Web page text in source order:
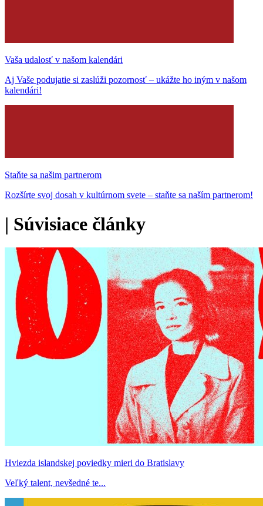
Vaša udalosť v našom kalendári
Aj Vaše podujatie si zaslúži pozornosť – ukážte ho iným v našom
kalendári!
Staňte sa našim partnerom
Rozšírte svoj dosah v kultúrnom svete – staňte sa naším partnerom!
| Súvisiace články
Hviezda islandskej poviedky mieri do Bratislavy
Veľký talent, nevšedné te...